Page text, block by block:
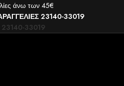
άνω των 45€
23140-33019
33019